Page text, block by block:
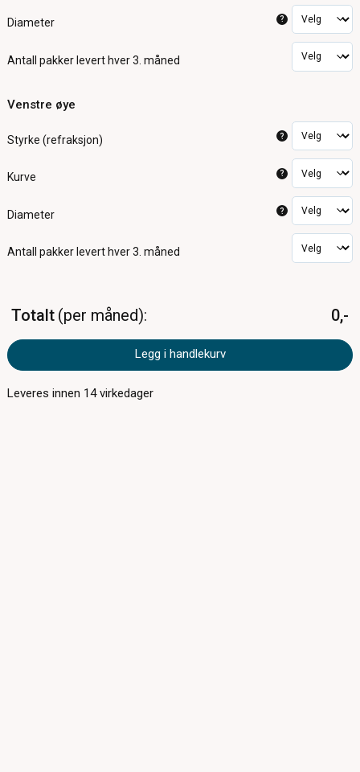
Diameter ?
Antall pakker levert hver 3. måned
Venstre øye
Styrke (refraksjon) ?
Kurve ?
Diameter ?
Antall pakker levert hver 3. måned
Totalt per måned 0,-
Legg i handlekurv
Leveres innen 14virkedager